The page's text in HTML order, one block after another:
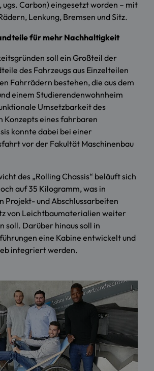
ugs. Carbon) eingesetzt worden – mit
Lenkung, Bremsen und Sitz.
für mehr Nachhaltigkeit
soll ein Großteil der
des Fahrzeugs aus Einzelteilen
Fahrrädern bestehen, die aus dem
einem Studierendenwohnheim
Umsetzbarkeit des
Konzepts eines fahrbaren
konnte dabei bei einer
vor der Fakultät Maschinenbau
des „Rolling Chassis“ beläuft sich
auf 35 Kilogramm, was in
Projekt- und Abschlussarbeiten
von Leichtbaumaterialien weiter
soll. Darüber hinaus soll in
eine Kabine entwickelt und
integriert werden.